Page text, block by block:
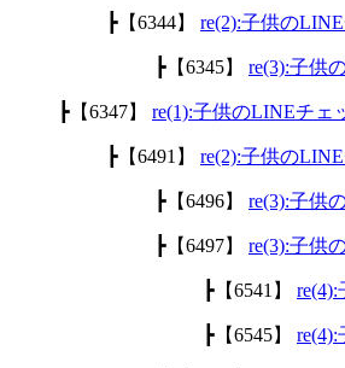
┣【6344】 re(2):子供の
┣【6345】 re(3):子供
┣【6347】 re(1):子供のLINEチェ
┣【6491】 re(2):子供の
┣【6496】 re(3):子供
┣【6497】 re(3):子供
┣【6541】
┣【6545】